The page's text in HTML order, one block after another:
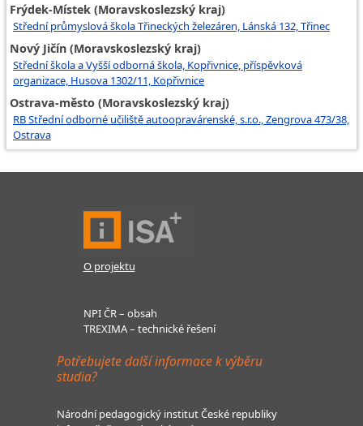
Frýdek-Místek (Moravskoslezský kraj)
Střední průmyslová škola Třineckých železáren, Lánská 132, Třinec
Nový Jičín (Moravskoslezský kraj)
Střední škola a Vyšší odborná škola, Kopřivnice, příspěvková
organizace, Husova 1302/11, Kopřivnice
Ostrava-město (Moravskoslezský kraj)
RB Střední odborné učiliště autoopravárenské, s.r.o., Zengrova 473/38,
Ostrava
O projektu
NPI ČR – obsah
TREXIMA – technické řešení
Potřebujete další informace k výběru
studia?
Národní pedagogický institut České republiky